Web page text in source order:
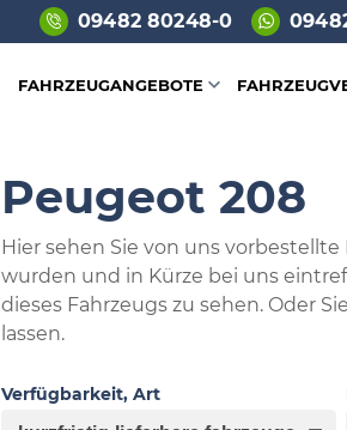
09482 80248-0
FAHRZEUGANGEBOTE
Peugeot 208
Hier sehen Sie von uns
wurden und in Kürze bei uns
dieses Fahrzeugs zu sehen. Oder
lassen.
Verfügbarkeit, Art